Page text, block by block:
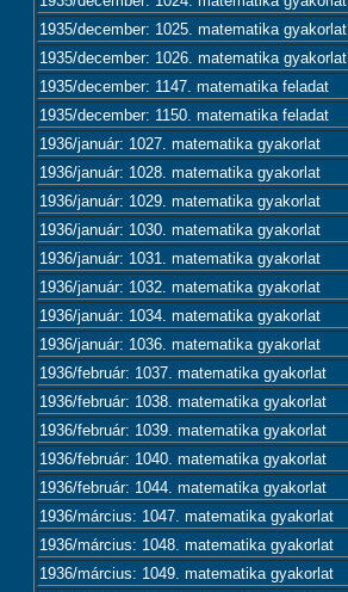
1935/december: 1025. matematika gyakorlat
1935/december: 1026. matematika gyakorlat
1935/december: 1147. matematika feladat
1935/december: 1150. matematika feladat
1936/január: 1027. matematika gyakorlat
1936/január: 1028. matematika gyakorlat
1936/január: 1029. matematika gyakorlat
1936/január: 1030. matematika gyakorlat
1936/január: 1031. matematika gyakorlat
1936/január: 1032. matematika gyakorlat
1936/január: 1034. matematika gyakorlat
1936/január: 1036. matematika gyakorlat
1936/február: 1037. matematika gyakorlat
1936/február: 1038. matematika gyakorlat
1936/február: 1039. matematika gyakorlat
1936/február: 1040. matematika gyakorlat
1936/február: 1044. matematika gyakorlat
1936/március: 1047. matematika gyakorlat
1936/március: 1048. matematika gyakorlat
1936/március: 1049. matematika gyakorlat